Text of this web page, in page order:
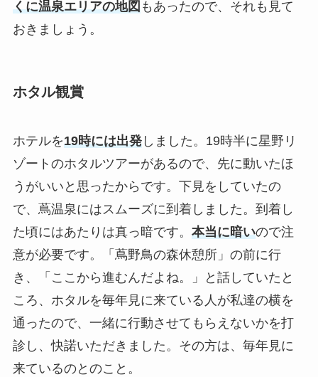
くに温泉エリアの地図もあったので、それも見て
おきましょう。
ホタル観賞
ホテルを19時には出発しました。19時半に星野リ
ゾートのホタルツアーがあるので、先に動いたほ
うがいいと思ったからです。下見をしていたの
で、蔦温泉にはスムーズに到着しました。到着し
た頃にはあたりは真っ暗です。 本当に暗いので注
意が必要です。「蔦野鳥の森休憩所」の前に行
き、「ここから進むんだよね。」と話していたと
ころ、ホタルを毎年見に来ている人が私達の横を
通ったので、一緒に行動させてもらえないかを打
診し、快諾いただきました。その方は、毎年見に
来ているのとのこと。